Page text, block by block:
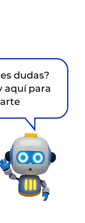
dudas?
aquí para